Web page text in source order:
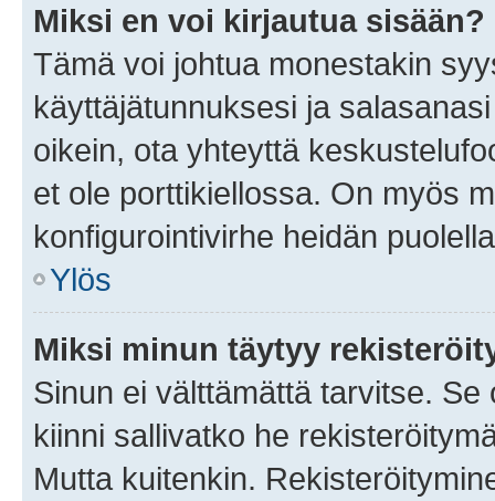
Miksi en voi kirjautua sisään?
Tämä voi johtua monestakin
käyttäjätunnuksesi ja
oikein, ota yhteyttä
et ole porttikiellossa. On myös
konfigurointivirhe heidän
Ylös
Miksi minun täytyy
Sinun ei välttämättä tarvitse.
kiinni sallivatko he
Mutta kuitenkin.